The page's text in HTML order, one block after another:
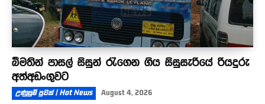
බීමතින් පාසල් සිසුන් රැගෙන ගිය සිසුසැරියේ රියදුරු
අත්අඩංගුවට
උණුසුම් පුවත් | Hot News August 4, 2026